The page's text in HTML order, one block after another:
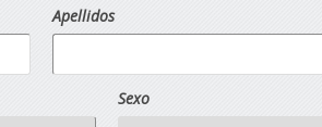
Apellidos
Sexo